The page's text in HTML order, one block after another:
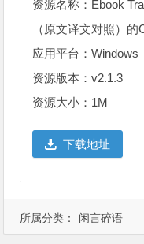
资源名称：Ebook
（原文译文对照）的
应用平台：Windows
资源版本：v2.1.3
资源大小：1M
下载地址
所属分类： 闲言碎语